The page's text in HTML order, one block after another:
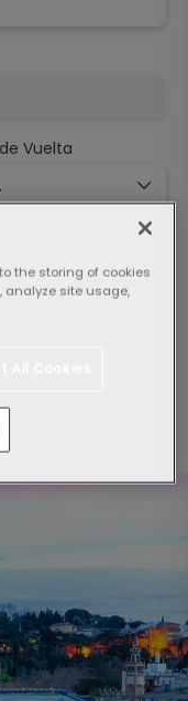
Vuelta
the storing of cookies
analyze site usage,